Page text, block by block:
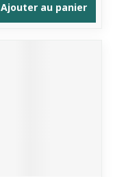
Ajouter au panier